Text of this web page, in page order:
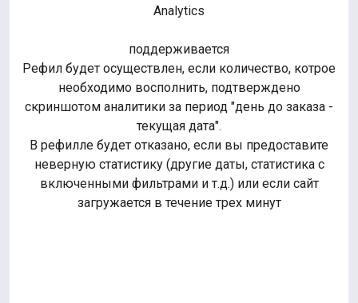
Analytics
поддерживается
Рефил будет осуществлен, если количество, котрое
необходимо восполнить, подтверждено
скриншотом аналитики за период "день до заказа -
текущая дата".
В рефилле будет отказано, если вы предоставите
неверную статистику (другие даты, статистика с
включенными фильтрами и т.д.) или если сайт
загружается в течение трех минут